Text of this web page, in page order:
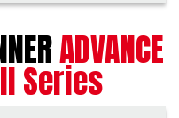
ADVANCE
Series